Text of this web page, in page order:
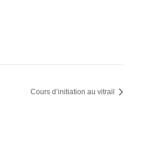
Cours d’initiation au vitrail